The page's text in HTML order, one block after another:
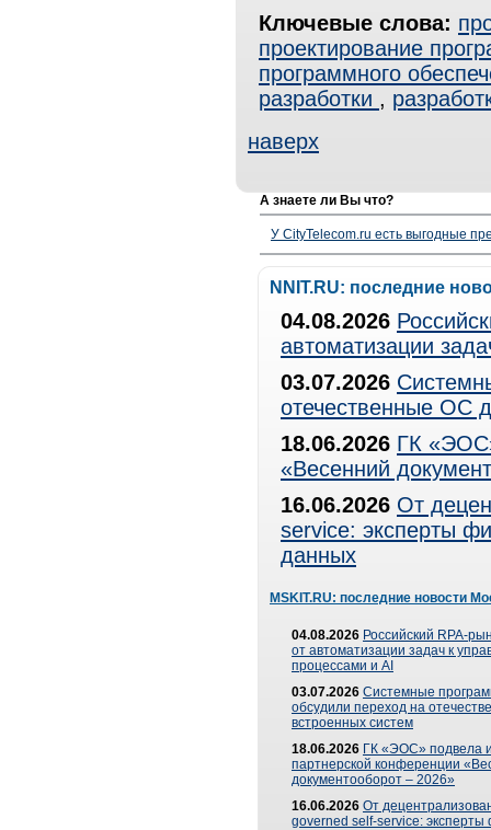
Ключевые слова:
проектирование
программного
разработки ,
наверх
А знаете ли Вы что?
У CityTelecom.ru есть выгодные
NNIT.RU: последние
04.08.2026
автоматизации
03.07.2026
отечественные ОС
18.06.2026 ГК
«Весенний
16.06.2026 От
service: эксперты
данных
MSKIT.RU: последние новости
04.08.2026 Российский RPA-
от автоматизации задач к
процессами и AI
03.07.2026 Системные
обсудили переход на
встроенных систем
18.06.2026 ГК «ЭОС» подвела
партнерской конференции
документооборот – 2026»
16.06.2026 От
governed self-service: эксперты